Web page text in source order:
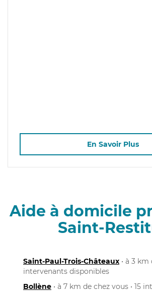
En Savoir Plus
Aide à domicile
Saint-
Saint-Paul-Trois-Châteaux • à 3 km
intervenants disponibles
Bollène • à 7 km de chez vous • 15